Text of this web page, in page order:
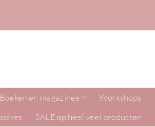
Boeken en magazines Workshops
SALE op heel veel producten